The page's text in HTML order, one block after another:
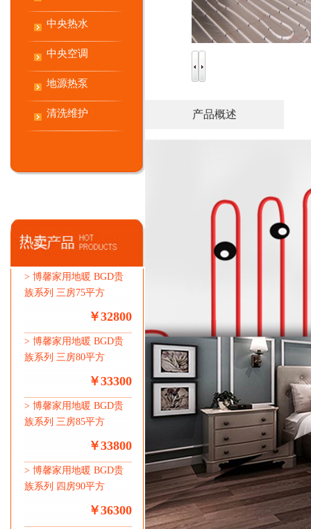
中央热水
中央空调
地源热泵
清洗维护
> 博馨家用地暖 BGD贵
族系列 三房75平方
￥32800
> 博馨家用地暖 BGD贵
族系列 三房80平方
￥33300
> 博馨家用地暖 BGD贵
族系列 三房85平方
￥33800
> 博馨家用地暖 BGD贵
族系列 四房90平方
￥36300
产品概述